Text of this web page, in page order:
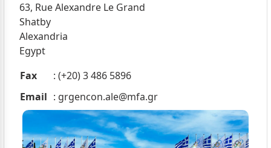
63, Rue Alexandre Le Grand
Shatby
Alexandria
Egypt
Fax
: (+20) 3 486 5896
Email : grgencon.ale@mfa.gr